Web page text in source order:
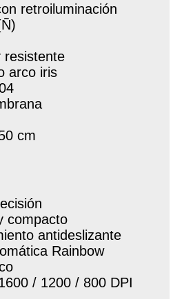
retroiluminación
resistente
arco iris
cm
compacto
antideslizante
Rainbow
/ 1200 / 800 DPI